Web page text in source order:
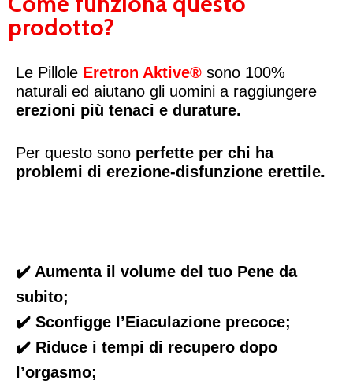
prodotto?
Le Pillole Eretron Aktive® sono 100%
naturali ed aiutano gli uomini a raggiungere
erezioni più tenaci e durature.
Per questo sono perfette per chi ha
problemi di erezione-disfunzione erettile.
✔️ Aumenta il volume del tuo Pene da
subito;
✔️ Sconfigge l’Eiaculazione precoce;
✔️ Riduce i tempi di recupero dopo
l’orgasmo;